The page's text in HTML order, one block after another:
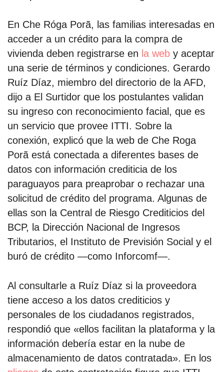
En Che Róga Porã, las familias interesadas en
acceder a un crédito para la compra de
vivienda deben registrarse en la web y aceptar
una serie de términos y condiciones. Gerardo
Ruíz Díaz, miembro del directorio de la AFD,
dijo a El Surtidor que los postulantes validan
su ingreso con reconocimiento facial, que es
un servicio que provee ITTI. Sobre la
conexión, explicó que la web de Che Roga
Porã está conectada a diferentes bases de
datos con información crediticia de los
paraguayos para preaprobar o rechazar una
solicitud de crédito del programa. Algunas de
ellas son la Central de Riesgo Crediticios del
BCP, la Dirección Nacional de Ingresos
Tributarios, el Instituto de Previsión Social y el
buró de crédito —como Inforcomf—.
Al consultarle a Ruíz Díaz si la proveedora
tiene acceso a los datos crediticios y
personales de los ciudadanos registrados,
respondió que «ellos facilitan la plataforma y la
información debería estar en la nube de
almacenamiento de datos contratada». En los